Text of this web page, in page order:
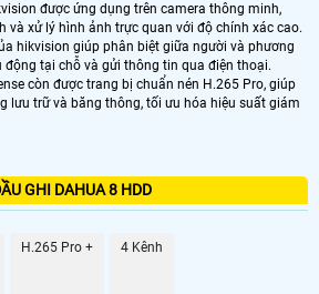
được ứng dụng trên camera thông minh,
và xử lý hình ảnh trực quan với độ chính xác cao.
hikvision giúp phân biệt giữa người và phương
động tại chỗ và gửi thông tin qua điện thoại.
còn được trang bị chuẩn nén H.265 Pro, giúp
lưu trữ và băng thông, tối ưu hóa hiệu suất giám
GHI DAHUA 8 HDD
H.265 Pro + 4 Kênh